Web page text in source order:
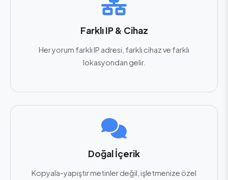
Farklı IP & Cihaz
Her yorum farklı IP adresi, farklı cihaz ve farklı
lokasyondan gelir.
Doğal İçerik
Kopyala-yapıştır metinler değil, işletmenize özel